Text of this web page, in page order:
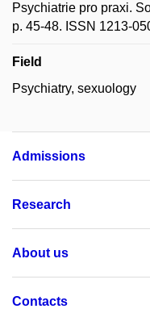
Psychiatrie pro praxi.
p. 45-48. ISSN 1213-
Field
Psychiatry, sexuology
Admissions
Research
About us
Contacts